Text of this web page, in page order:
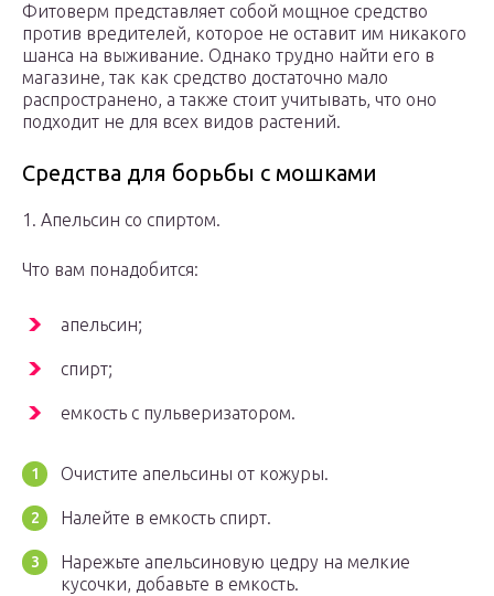
Фитоверм представляет собой мощное средство
против вредителей, которое не оставит им никакого
шанса на выживание. Однако трудно найти его в
магазине, так как средство достаточно мало
распространено, а также стоит учитывать, что оно
подходит не для всех видов растений.
Средства для борьбы с мошками
1. Апельсин со спиртом.
Что вам понадобится:
апельсин;
спирт;
емкость с пульверизатором.
Очистите апельсины от кожуры.
Налейте в емкость спирт.
Нарежьте апельсиновую цедру на мелкие
кусочки, добавьте в емкость.